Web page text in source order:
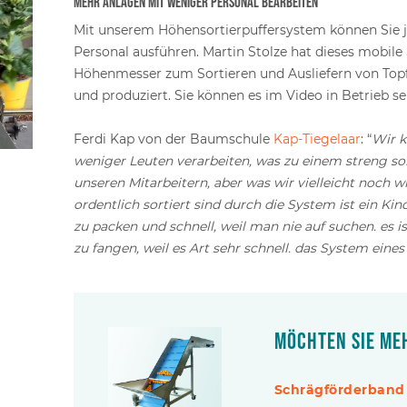
Mit unserem Höhensortierpuffersystem können
Personal ausführen. Martin Stolze hat dieses
Höhenmesser zum Sortieren und Ausliefern von
und produziert. Sie können es im Video in Betrieb
Ferdi Kap von der Baumschule Kap-Tiegelaar: “Wir
weniger Leuten verarbeiten, was zu einem streng
unseren Mitarbeitern, aber was wir vielleicht noch
ordentlich sortiert sind durch die System ist ein
zu packen und schnell, weil man nie auf suchen. es
zu fangen, weil es Art sehr schnell. das System
Möchten Sie
Schrägförderband